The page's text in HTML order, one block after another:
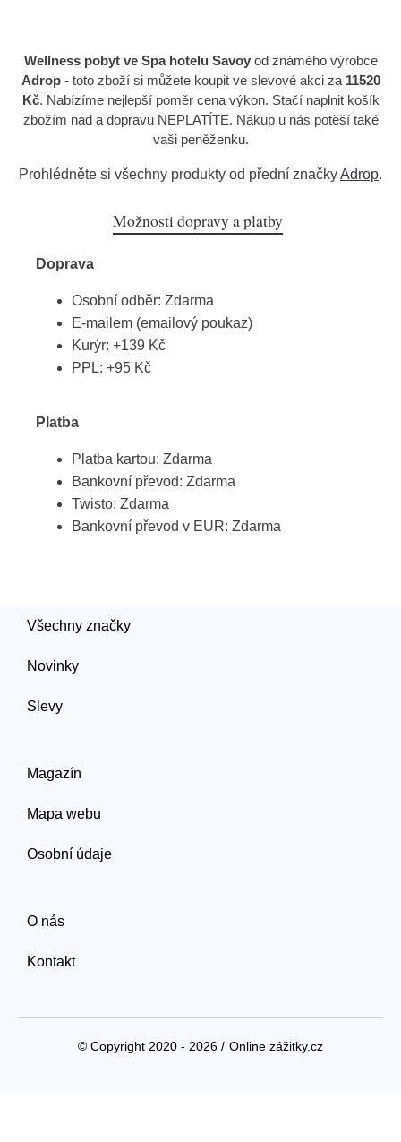
Wellness pobyt ve Spa hotelu Savoyod známého výrobce
Adrop- toto zboží si můžete koupit ve slevové akci za 11520
Kč. Nabízíme nejlepší poměr cena výkon. Stačí naplnit košík
zbožím nad a dopravu NEPLATÍTE. Nákup u nás potěší také
vaši peněženku.
Prohlédněte si všechny produkty od přední značkyAdrop.
Možnosti dopravy a platby
Doprava
Osobní odběr: Zdarma
E-mailem (emailový poukaz)
Kurýr: +139 Kč
PPL: +95 Kč
Platba
Platba kartou: Zdarma
Bankovní převod: Zdarma
Twisto: Zdarma
Bankovní převod v EUR: Zdarma
Všechny značky
Novinky
Slevy
Magazín
Mapa webu
Osobní údaje
O nás
Kontakt
© Copyright 2020 - 2026 / Online zážitky.cz